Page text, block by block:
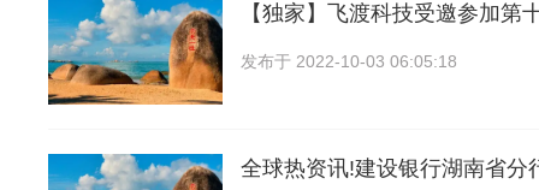
【独家】飞渡科技受邀参加第
发布于 2022-10-03 06:05:18
全球热资讯!建设银行湖南省分